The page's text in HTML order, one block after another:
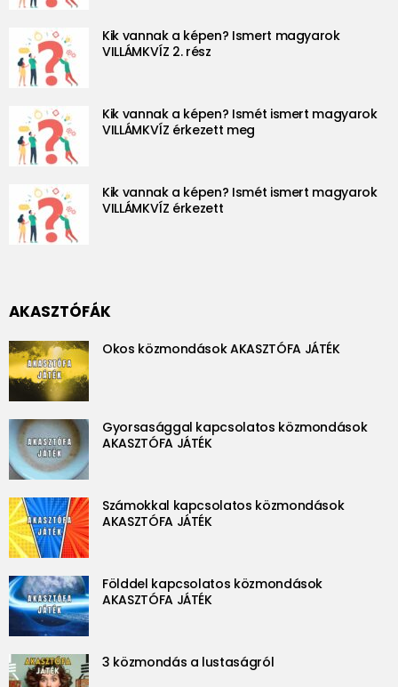
Kik vannak a képen? Ismert magyarok
VILLÁMKVÍZ 2. rész
Kik vannak a képen? Ismét ismert magyarok
VILLÁMKVÍZ érkezett meg
Kik vannak a képen? Ismét ismert magyarok
VILLÁMKVÍZ érkezett
AKASZTÓFÁK
Okos közmondások AKASZTÓFA JÁTÉK
Gyorsasággal kapcsolatos közmondások
AKASZTÓFA JÁTÉK
Számokkal kapcsolatos közmondások
AKASZTÓFA JÁTÉK
Földdel kapcsolatos közmondások
AKASZTÓFA JÁTÉK
3 közmondás a lustaságról